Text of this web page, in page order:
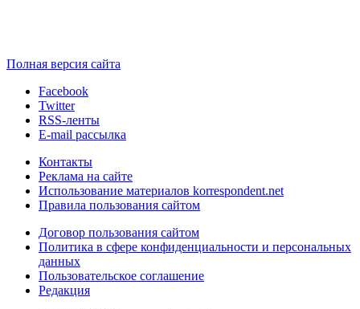
Полная версия сайта
Facebook
Twitter
RSS-ленты
E-mail рассылка
Контакты
Реклама на сайте
Использование материалов korrespondent.net
Правила пользования сайтом
Договор пользования сайтом
Политика в сфере конфиденциальности и персональных
данных
Пользовательское соглашение
Редакция